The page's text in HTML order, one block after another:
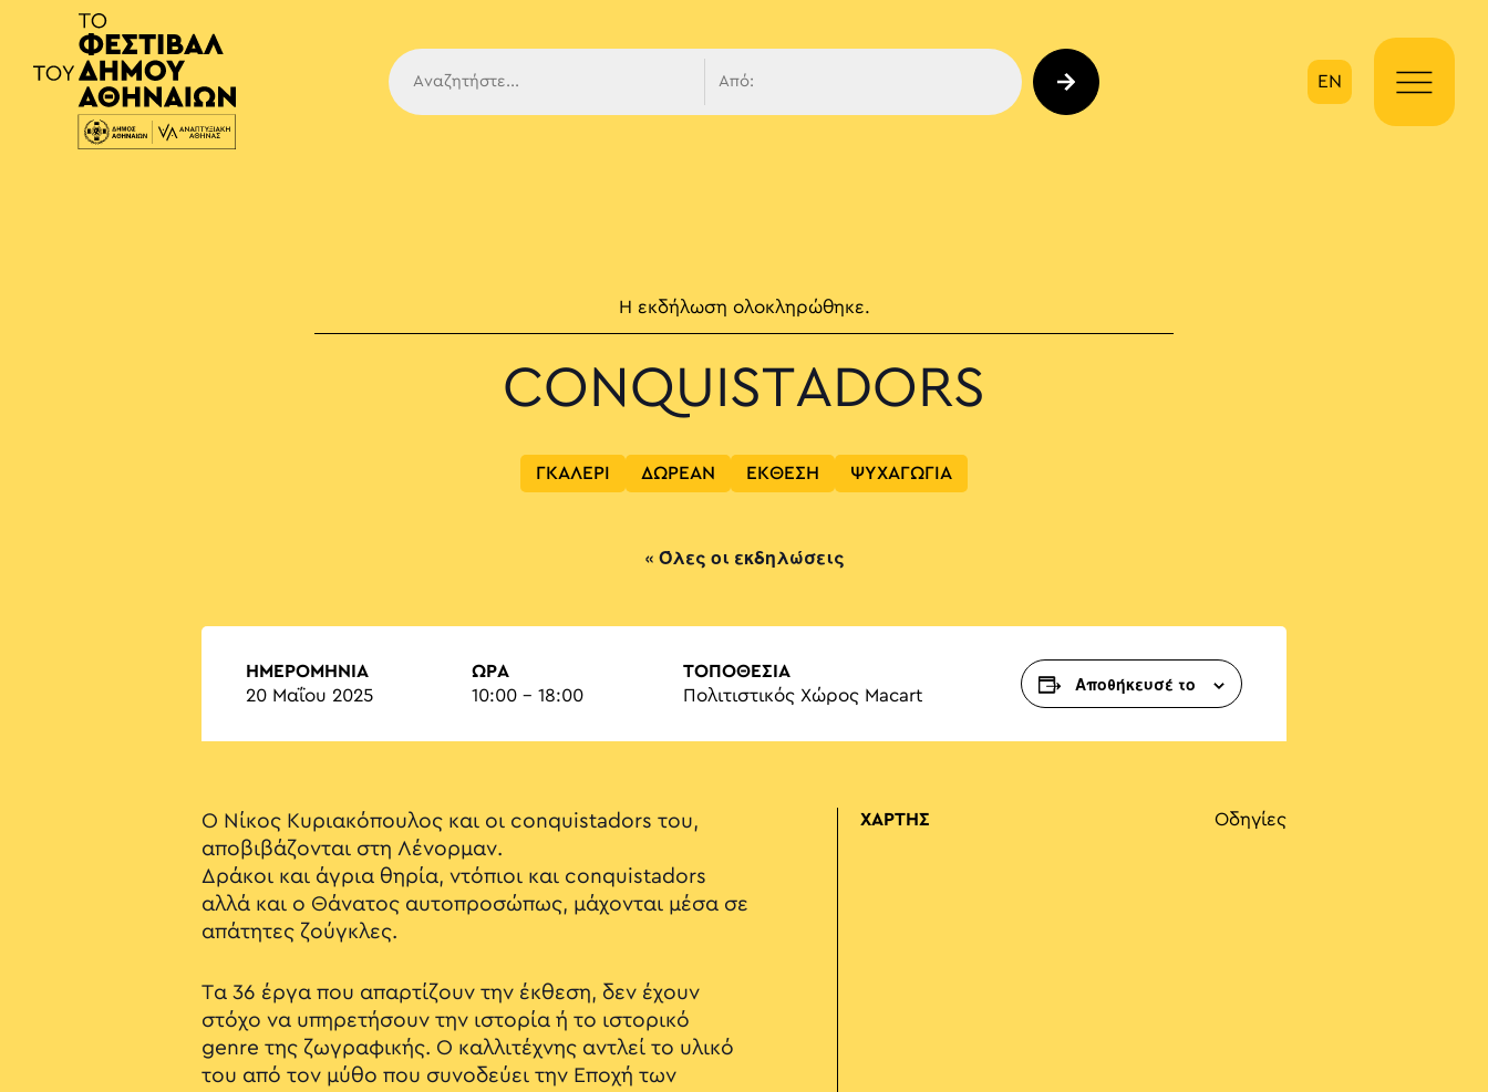
Κύρια πλοήγηση
EN
Η εκδήλωση ολοκληρώθηκε.
CONQUISTADORS
ΓΚΑΛΕΡΙ ΔΩΡΕΑΝ ΕΚΘΕΣΗ ΨΥΧΑΓΩΓΙΑ
« Όλες οι εκδηλώσεις
ΗΜΕΡΟΜΗΝΙΑ
20 Μαΐου 2025
ΏΡΑ
10:00 - 18:00
ΤΟΠΟΘΕΣΙΑ
Πολιτιστικός Χώρος Macart
Αποθήκευσέ το
Ο Νίκος Κυριακόπουλος και οι conquistadors του,
αποβιβάζονται στη Λένορμαν.
Δράκοι και άγρια θηρία, ντόπιοι και conquistadors
αλλά και ο Θάνατος αυτοπροσώπως, μάχονται μέσα σε
απάτητες ζούγκλες.
Τα 36 έργα που απαρτίζουν την έκθεση, δεν έχουν
στόχο να υπηρετήσουν την ιστορία ή το ιστορικό
genre της ζωγραφικής. Ο καλλιτέχνης αντλεί το υλικό
του από τον μύθο που συνοδεύει την Εποχή των
ΧΑΡΤΗΣ Οδηγίες